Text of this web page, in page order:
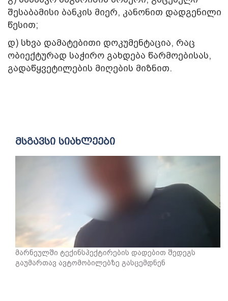
შესაბამისი ბანკის მიერ, კანონით დადგენილი
წესით;
დ) სხვა დამატებითი დოკუმენტაცია, რაც
ობიექტურად საჭირო გახდება წარმოებისას,
გადაწყვეტილების მიღების მიზნით.
მსგავსი სიახლეები
მარნეულში ტექინსპექტირების დადებით შედეგს
გაუმართავ ავტომობილებზე გასცემდნენ